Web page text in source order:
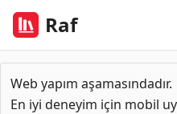
Raf
Web yapım aşamasındadır.
En iyi deneyim için mobil